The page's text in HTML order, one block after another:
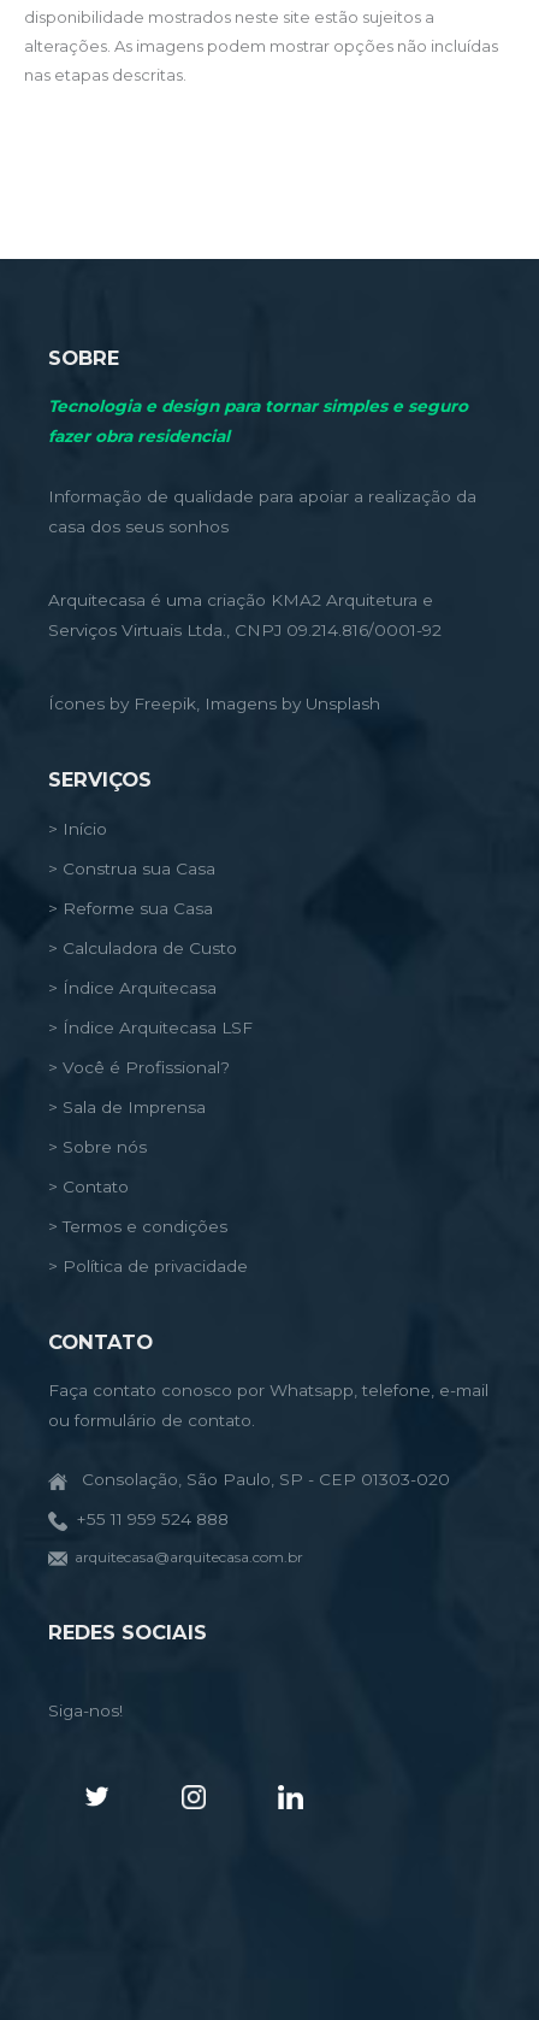
disponibilidade mostrados neste site estão sujeitos a
alterações. As imagens podem mostrar opções não incluídas
nas etapas descritas.
SOBRE
Tecnologia e design para tornar simples e seguro
fazer obra residencial
Informação de qualidade para apoiar a realização da
casa dos seus sonhos
Arquitecasa é uma criação KMA2 Arquitetura e
Serviços Virtuais Ltda., CNPJ 09.214.816/0001-92
Ícones by Freepik, Imagens by Unsplash
SERVIÇOS
> Início
> Construa sua Casa
> Reforme sua Casa
> Calculadora de Custo
> Índice Arquitecasa
> Índice Arquitecasa LSF
> Você é Profissional?
> Sala de Imprensa
> Sobre nós
> Contato
> Termos e condições
> Política de privacidade
CONTATO
Faça contato conosco por Whatsapp, telefone, e-mail
ou formulário de contato.
Consolação, São Paulo, SP - CEP 01303-020
+55 11 959 524 888
arquitecasa@arquitecasa.com.br
REDES SOCIAIS
Siga-nos!